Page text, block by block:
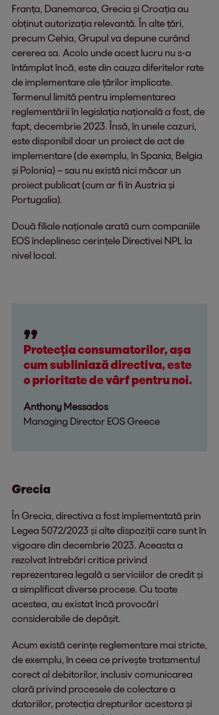
Franța, Danemarca, Grecia și Croația au
obținut autorizația relevantă. În alte țări,
precum Cehia, Grupul va depune curând
cererea sa. Acolo unde acest lucru nu s-a
întâmplat încă, este din cauza diferitelor rate
de implementare ale țărilor implicate.
Termenul limită pentru implementarea
reglementării în legislația națională a fost, de
fapt, decembrie 2023. Însă, în unele cazuri,
este disponibil doar un proiect de act de
implementare (de exemplu, în Spania, Belgia
și Polonia) – sau nu există nici măcar un
proiect publicat (cum ar fi în Austria și
Portugalia).
Două filiale naționale arată cum companiile
EOS îndeplinesc cerințele Directivei NPL la
nivel local.
Protecția consumatorilor, așa
cum subliniază directiva, este
o prioritate de vârf pentru noi.
Anthony Messados
Managing Director EOS Greece
Grecia
În Grecia, directiva a fost implementată prin
Legea 5072/2023 și alte dispoziții care sunt în
vigoare din decembrie 2023. Aceasta a
rezolvat întrebări critice privind
reprezentarea legală a serviciilor de credit și
a simplificat diverse procese. Cu toate
acestea, au existat încă provocări
considerabile de depășit.
Acum există cerințe reglementare mai stricte,
de exemplu, în ceea ce privește tratamentul
corect al debitorilor, inclusiv comunicarea
clară privind procesele de colectare a
datoriilor, protecția drepturilor acestora și